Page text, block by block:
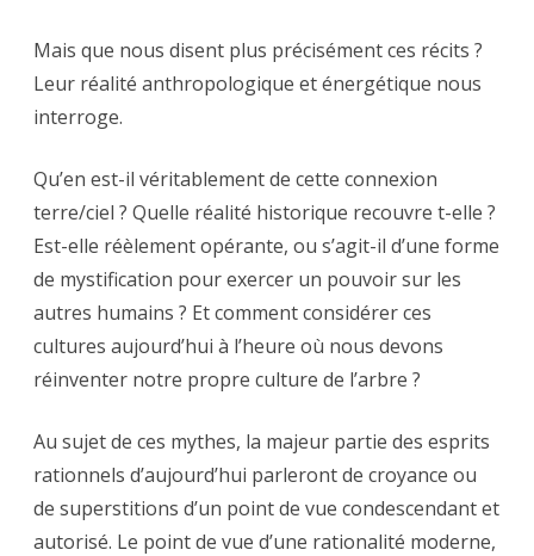
Mais que nous disent plus précisément ces récits ?
Leur réalité anthropologique et énergétique nous
interroge.
Qu’en est-il véritablement de cette connexion
terre/ciel ? Quelle réalité historique recouvre t-elle ?
Est-elle réèlement opérante, ou s’agit-il d’une forme
de mystification pour exercer un pouvoir sur les
autres humains ? Et comment considérer ces
cultures aujourd’hui à l’heure où nous devons
réinventer notre propre culture de l’arbre ?
Au sujet de ces mythes, la majeur partie des esprits
rationnels d’aujourd’hui parleront de croyance ou
de superstitions d’un point de vue condescendant et
autorisé. Le point de vue d’une rationalité moderne,